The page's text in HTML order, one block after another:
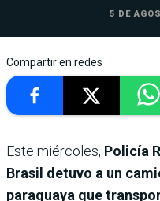
5 DE
Compartir en redes
Este miércoles, Policía
Brasil detuvo a un
paraguaya que